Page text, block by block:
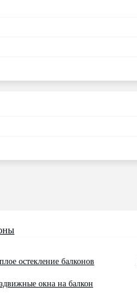
остекление балконов
окна на балкон